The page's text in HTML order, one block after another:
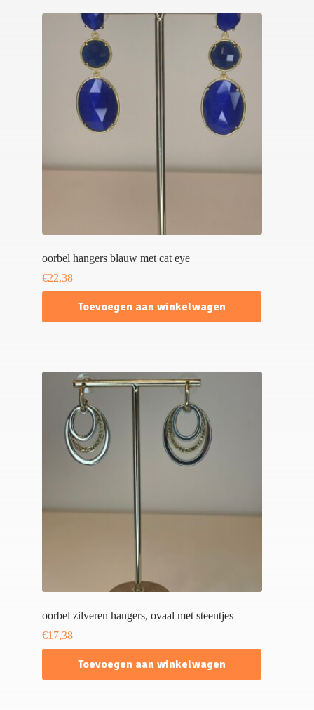
oorbel hangers blauw met cat eye
€22,38
Toevoegen aan winkelwagen
oorbel zilveren hangers, ovaal met steentjes
€17,38
Toevoegen aan winkelwagen